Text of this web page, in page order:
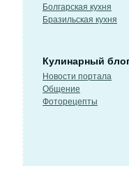
Болгарская кухня
Бразильская кухня
Кулинарный
Новости портала
Общение
Фоторецепты